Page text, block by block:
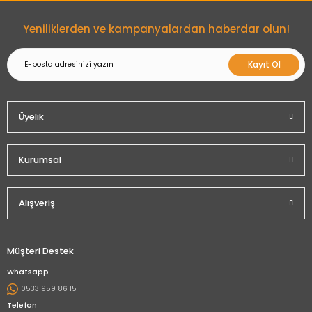
Yeniliklerden ve kampanyalardan haberdar olun!
Kayıt Ol
Üyelik
Kurumsal
Alışveriş
Müşteri Destek
Whatsapp
0533 959 86 15
Telefon